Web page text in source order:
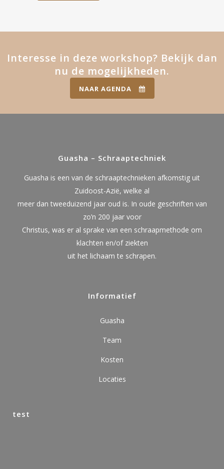
Interesse in deze workshop? Bekijk dan
nu de mogelijkheden.
NAAR AGENDA
Guasha – Schraaptechniek
Guasha is een van de schraaptechnieken afkomstig uit
Zuidoost-Azië, welke al
meer dan tweeduizend jaar oud is. In oude geschriften van
zo’n 200 jaar voor
Christus, was er al sprake van een schraapmethode om
klachten en/of ziekten
uit het lichaam te schrapen.
Informatief
Guasha
Team
Kosten
Locaties
test